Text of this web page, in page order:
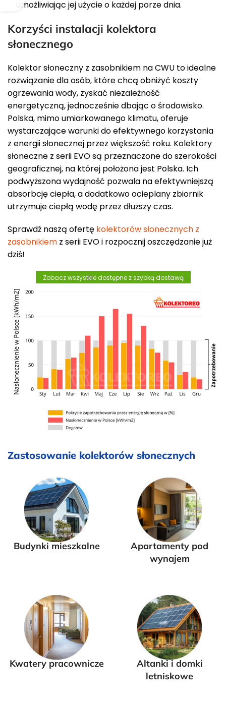
umożliwiając jej użycie o każdej porze dnia.
Korzyści instalacji kolektora
słonecznego
Kolektor słoneczny z zasobnikiem na CWU to idealne
rozwiązanie dla osób, które chcą obniżyć koszty
ogrzewania wody, zyskać niezależność
energetyczną, jednocześnie dbając o środowisko.
Polska, mimo umiarkowanego klimatu, oferuje
wystarczające warunki do efektywnego korzystania
z energii słonecznej przez większość roku. Kolektory
słoneczne z serii EVO są przeznaczone do szerokości
geograficznej, na której położona jest Polska. Ich
podwyższona wydajność pozwala na efektywniejszą
absorbcję ciepła, a dodatkowo ocieplany zbiornik
utrzymuje ciepłą wodę przez dłuższy czas.
Sprawdź naszą ofertę kolektorów słonecznych z
zasobnikiem z serii EVO i rozpocznij oszczędzanie już
dziś!
Zobacz wszystkie dostępne z szybką dostawą
Zastosowanie kolektorów słonecznych
Budynki mieszkalne
Apartamenty pod
wynajem
Kwatery pracownicze
Altanki i domki
letniskowe